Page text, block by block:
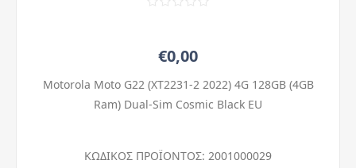
€0,00
Motorola Moto G22 (XT2231-2 2022) 4G 128GB (4GB
Ram) Dual-Sim Cosmic Black EU
ΚΩΔΙΚΟΣ ΠΡΟΪΟΝΤΟΣ: 2001000029